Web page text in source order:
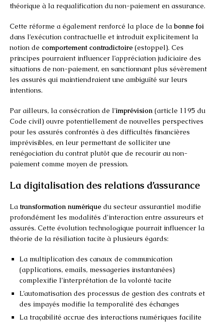
théorique à la requalification du non-paiement en assurance.
Cette réforme a également renforcé la place de la bonne foi
dans l’exécution contractuelle et introduit explicitement la
notion de comportement contradictoire (estoppel). Ces
principes pourraient influencer l’appréciation judiciaire des
situations de non-paiement, en sanctionnant plus sévèrement
les assurés qui maintiendraient une ambiguïté sur leurs
intentions.
Par ailleurs, la consécration de l’imprévision (article 1195 du
Code civil) ouvre potentiellement de nouvelles perspectives
pour les assurés confrontés à des difficultés financières
imprévisibles, en leur permettant de solliciter une
renégociation du contrat plutôt que de recourir au non-
paiement comme moyen de pression.
La digitalisation des relations d’assurance
La transformation numérique du secteur assurantiel modifie
profondément les modalités d’interaction entre assureurs et
assurés. Cette évolution technologique pourrait influencer la
théorie de la résiliation tacite à plusieurs égards:
La multiplication des canaux de communication
(applications, emails, messageries instantanées)
complexifie l’interprétation de la volonté tacite
L’automatisation des processus de gestion des contrats et
des impayés modifie la temporalité des échanges
La traçabilité accrue des interactions numériques facilite